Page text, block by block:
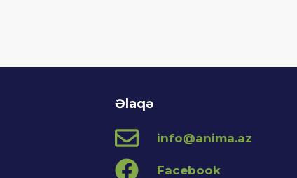
Əlaqə
info@anima.az
Facebook